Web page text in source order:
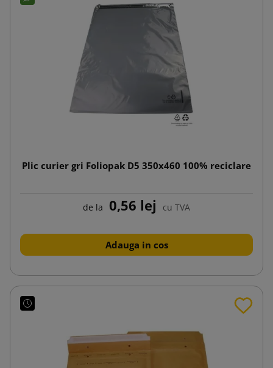
Plic curier gri Foliopak D5 350x460 100% reciclare
de la 0,56 lej cu TVA
Adauga in cos